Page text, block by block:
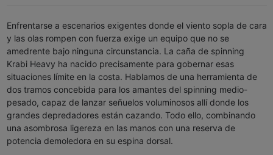
Enfrentarse a escenarios exigentes donde el viento sopla de cara
y las olas rompen con fuerza exige un equipo que no se
amedrente bajo ninguna circunstancia. La caña de spinning
Krabi Heavy ha nacido precisamente para gobernar esas
situaciones límite en la costa. Hablamos de una herramienta de
dos tramos concebida para los amantes del spinning medio-
pesado, capaz de lanzar señuelos voluminosos allí donde los
grandes depredadores están cazando. Todo ello, combinando
una asombrosa ligereza en las manos con una reserva de
potencia demoledora en su espina dorsal.